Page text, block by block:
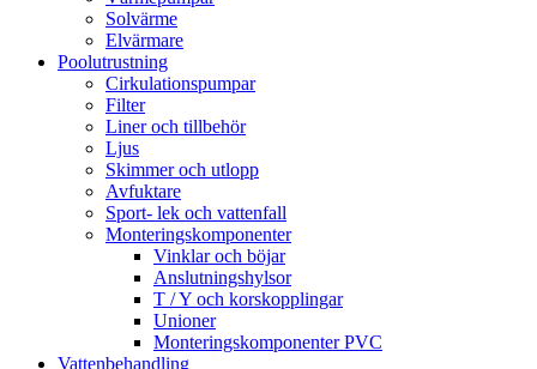
Solvärme
Elvärmare
Poolutrustning
Cirkulationspumpar
Filter
Liner och tillbehör
Ljus
Skimmer och utlopp
Avfuktare
Sport- lek och vattenfall
Monteringskomponenter
Vinklar och böjar
Anslutningshylsor
T / Y och korskopplingar
Unioner
Monteringskomponenter PVC
Vattenbehandling